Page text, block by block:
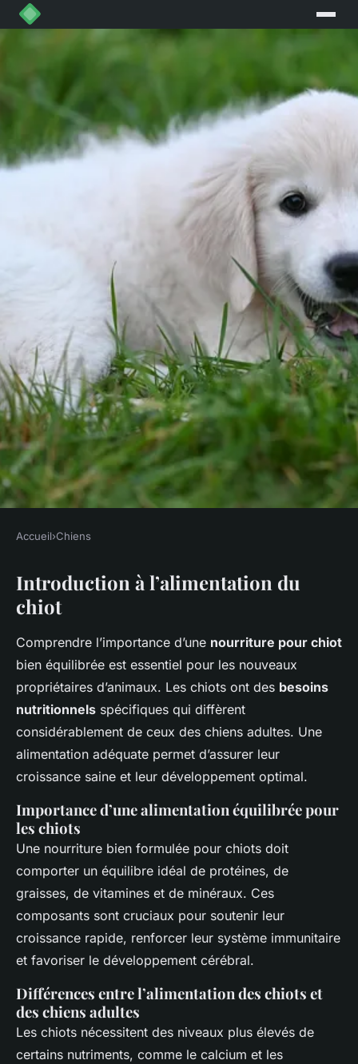
Alimentation du chiot: Que
doit-il manger?
Wassim•6 décembre 2024•9 min de lecture
Accueil›Chiens
Introduction à l’alimentation du
chiot
Comprendre l’importance d’une nourriture pour chiot
bien équilibrée est essentiel pour les nouveaux
propriétaires d’animaux. Les chiots ont des besoins
nutritionnels spécifiques qui diffèrent
considérablement de ceux des chiens adultes. Une
alimentation adéquate permet d’assurer leur
croissance saine et leur développement optimal.
Importance d’une alimentation équilibrée pour
les chiots
Une nourriture bien formulée pour chiots doit
comporter un équilibre idéal de protéines, de
graisses, de vitamines et de minéraux. Ces
composants sont cruciaux pour soutenir leur
croissance rapide, renforcer leur système immunitaire
et favoriser le développement cérébral.
Différences entre l’alimentation des chiots et
des chiens adultes
Les chiots nécessitent des niveaux plus élevés de
certains nutriments, comme le calcium et les